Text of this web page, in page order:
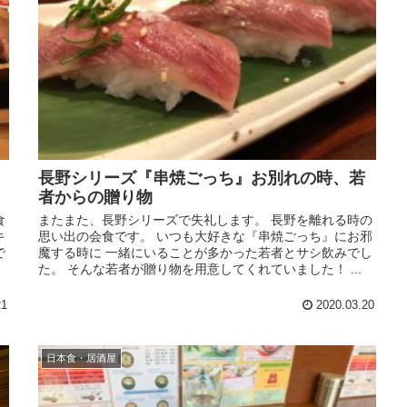
長野シリーズ『串焼ごっち』お別れの時、若
者からの贈り物
またまた、長野シリーズで失礼します。 長野を離れる時の
思い出の会食です。 いつも大好きな『串焼ごっち』にお邪
魔する時に 一緒にいることが多かった若者とサシ飲みでし
た。 そんな若者が贈り物を用意してくれていました！ ...
2020.03.20
日本食・居酒屋